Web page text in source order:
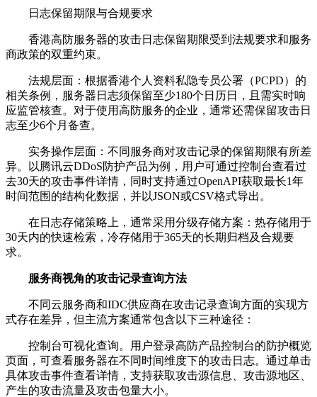
日志保留期限与合规要求
香港高防服务器的攻击日志保留期限受到法规要求和服务
商政策的双重约束。
法规层面：根据香港个人资料私隐专员公署（PCPD）的
相关条例，服务器日志须保留至少180个日历日，且需实时响
应监管核查。对于使用高防服务的企业，通常还需保留攻击日
志至少6个月备查。
实务操作层面：不同服务商对攻击记录的保留期限有所差
异。以腾讯云DDoS防护产品为例，用户可通过控制台查看过
去30天的攻击事件详情，同时支持通过OpenAPI获取最长1年
时间范围的结构化数据，并以JSON或CSV格式导出。
在日志存储策略上，通常采用分级存储方案：热存储用于
30天内的快速检索，冷存储用于365天的长期归档及合规要
求。
服务商视角的攻击记录查询方法
不同云服务商和IDC供应商在攻击记录查询方面的实现方
式存在差异，但主流方案通常包含以下三种途径：
控制台可视化查询。用户登录高防产品控制台的防护概览
页面，可查看服务器在不同时间维度下的攻击日志。通过单击
具体攻击事件查看详情，支持获取攻击源信息、攻击源地区、
产生的攻击流量及攻击包量大小。